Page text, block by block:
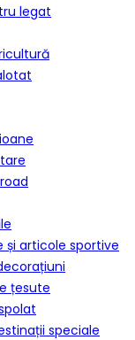
legat
și articole sportive
țesute
speciale